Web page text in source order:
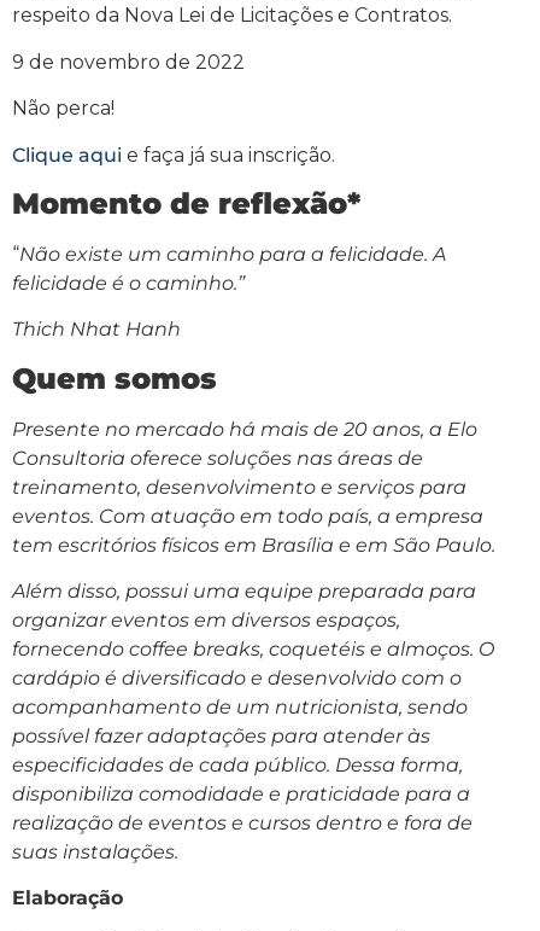
respeito da Nova Lei de Licitações e Contratos.
9 de novembro de 2022
Não perca!
Clique aqui e faça já sua inscrição.
Momento de reflexão*
“Não existe um caminho para a felicidade. A
felicidade é o caminho.”
Thich Nhat Hanh
Quem somos
Presente no mercado há mais de 20 anos, a Elo
Consultoria oferece soluções nas áreas de
treinamento, desenvolvimento e serviços para
eventos. Com atuação em todo país, a empresa
tem escritórios físicos em Brasília e em São Paulo.
Além disso, possui uma equipe preparada para
organizar eventos em diversos espaços,
fornecendo coffee breaks, coquetéis e almoços. O
cardápio é diversificado e desenvolvido com o
acompanhamento de um nutricionista, sendo
possível fazer adaptações para atender às
especificidades de cada público. Dessa forma,
disponibiliza comodidade e praticidade para a
realização de eventos e cursos dentro e fora de
suas instalações.
Elaboração